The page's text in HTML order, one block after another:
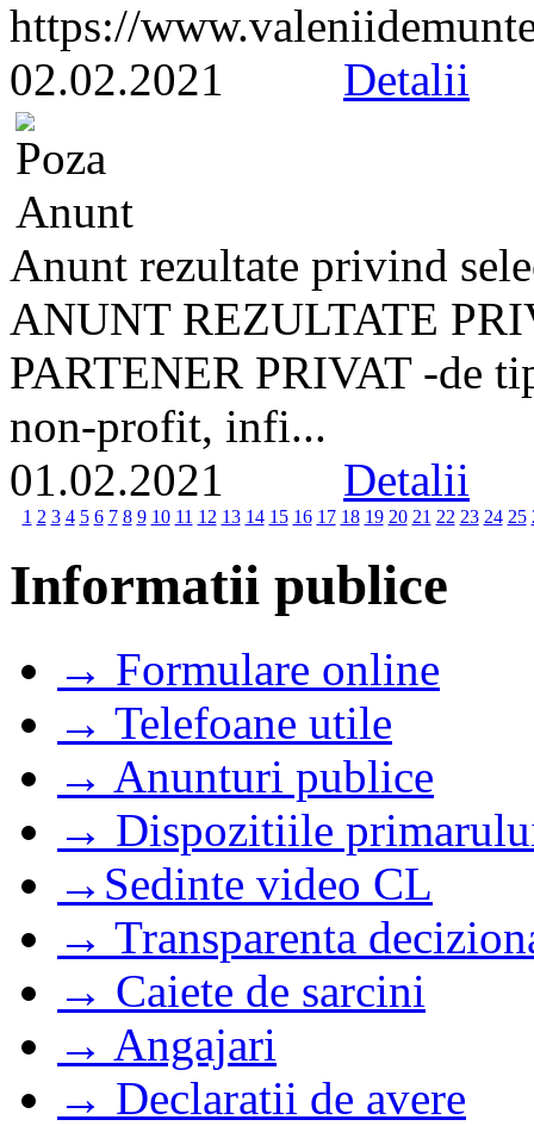
https://
02.02.2021 Detalii
Anunt rezultate privind
ANUNT REZULTATE
PARTENER PRIVAT -de
non-profit, infi...
01.02.2021 Detalii
1 2 3 4 5 6 7 8 9 10 11 12 13 14 15 16 17 18 19 20 21 22 23 24 25
Informatii publice
→ Formulare online
→ Telefoane utile
→ Anunturi publice
→ Dispozitiile
→Sedinte video CL
→ Transparenta
→ Caiete de sarcini
→ Angajari
→ Declaratii de avere